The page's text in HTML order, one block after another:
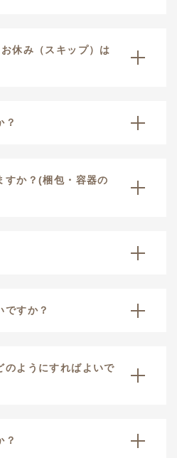
休み（スキップ）は
？
すか？(梱包・容器の
ですか？
のようにすればよいで
？